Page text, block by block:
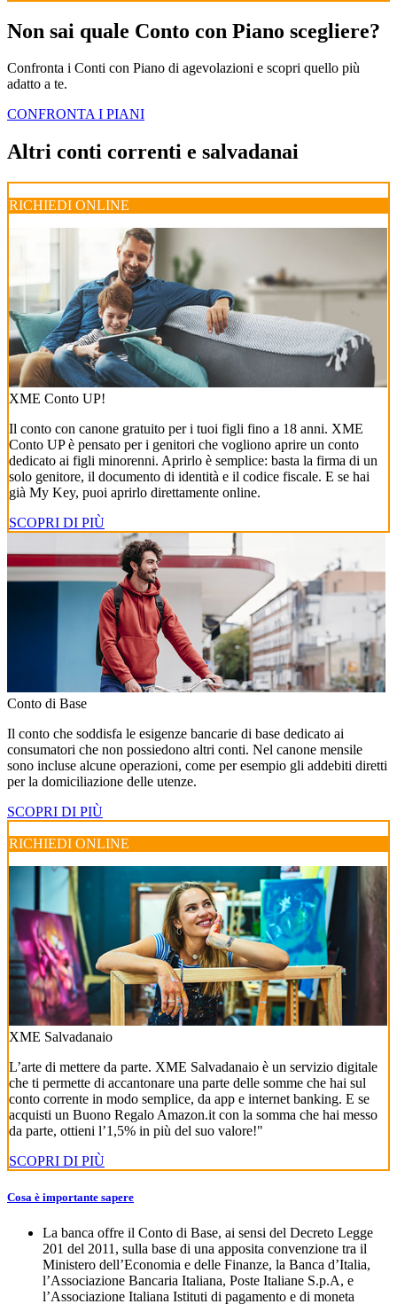
Non sai quale Conto con Piano scegliere?
Confronta i Conti con Piano di agevolazioni e scopri quello più
adatto a te.
CONFRONTA I PIANI
Altri conti correnti e salvadanai
RICHIEDI ONLINE
XME Conto UP!
Il conto con canone gratuito per i tuoi figli fino a 18 anni. XME
Conto UP è pensato per i genitori che vogliono aprire un conto
dedicato ai figli minorenni. Aprirlo è semplice: basta la firma di un
solo genitore, il documento di identità e il codice fiscale. E se hai
già My Key, puoi aprirlo direttamente online.
SCOPRI DI PIÙ
Conto di Base
Il conto che soddisfa le esigenze bancarie di base dedicato ai
consumatori che non possiedono altri conti. Nel canone mensile
sono incluse alcune operazioni, come per esempio gli addebiti diretti
per la domiciliazione delle utenze.
SCOPRI DI PIÙ
RICHIEDI ONLINE
XME Salvadanaio
L’arte di mettere da parte. XME Salvadanaio è un servizio digitale
che ti permette di accantonare una parte delle somme che hai sul
conto corrente in modo semplice, da app e internet banking. E se
acquisti un Buono Regalo Amazon.it con la somma che hai messo
da parte, ottieni l’1,5% in più del suo valore!"
SCOPRI DI PIÙ
Cosa è importante sapere
La banca offre il Conto di Base, ai sensi del Decreto Legge
201 del 2011, sulla base di una apposita convenzione tra il
Ministero dell’Economia e delle Finanze, la Banca d’Italia,
l’Associazione Bancaria Italiana, Poste Italiane S.p.A, e
l’Associazione Italiana Istituti di pagamento e di moneta